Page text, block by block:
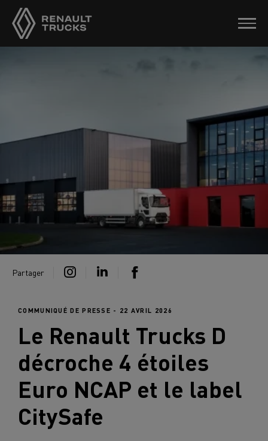
Partager
COMMUNIQUÉ DE PRESSE - 22 AVRIL 2026
Le Renault Trucks D
décroche 4 étoiles
Euro NCAP et le label
CitySafe